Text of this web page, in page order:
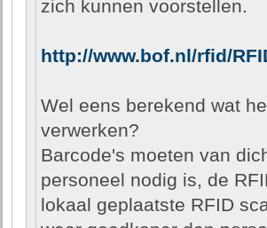
zich kunnen voorstellen.
http://www.bof.nl/rfid/
Wel eens berekend wat
verwerken?
Barcode's moeten van
personeel nodig is, de
lokaal geplaatste RFID